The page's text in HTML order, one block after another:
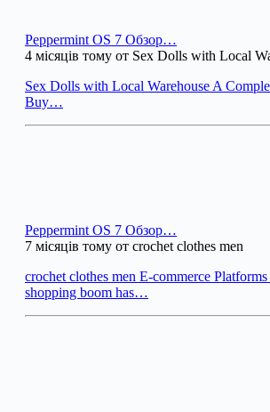
Peppermint OS 7 Обзор…
4 місяців тому от Sex Dolls with Local
Sex Dolls with Local Warehouse A
Buy…
Peppermint OS 7 Обзор…
7 місяців тому от crochet clothes men
crochet clothes men E-commerce
shopping boom has…